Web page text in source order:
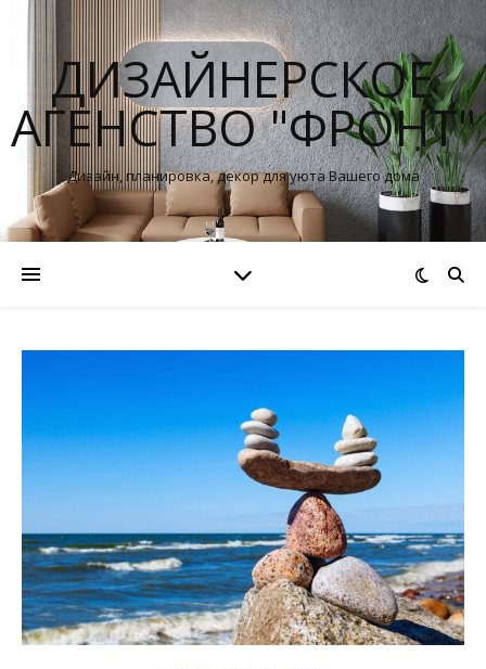
ДИЗАЙНЕРСКОЕ
АГЕНСТВО "ФРОНТ"
Дизайн, планировка, декор для уюта Вашего дома